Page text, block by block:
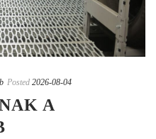
Posted 2026-08-04
A